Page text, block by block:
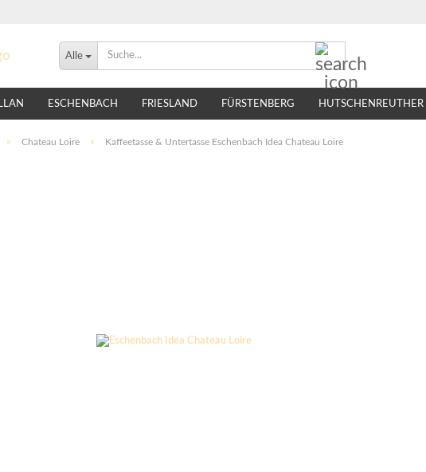
Alle
ESCHENBACH FRIESLAND FÜRSTENBERG HUTSCHENREUTHER
THOMAS VILLEROY & BOCH SELTMANN WEIDEN
» Chateau Loire » Kaffeetasse & Untertasse Eschenbach Idea Chateau Loire